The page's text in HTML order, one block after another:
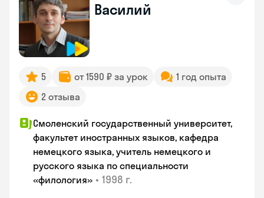
Василий
5 от 1590 ₽ за урок
1 год опыта
2 отзыва
Смоленский государственный университет,
факультет иностранных языков, кафедра
немецкого языка, учитель немецкого и
русского языка по специальности
«филология» • 1998 г.